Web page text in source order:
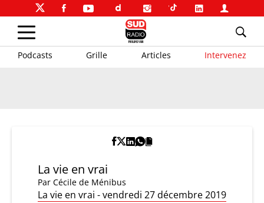
Podcasts Grille Articles Intervenez
La vie en vrai
Par Cécile de Ménibus
La vie en vrai - vendredi 27 décembre 2019